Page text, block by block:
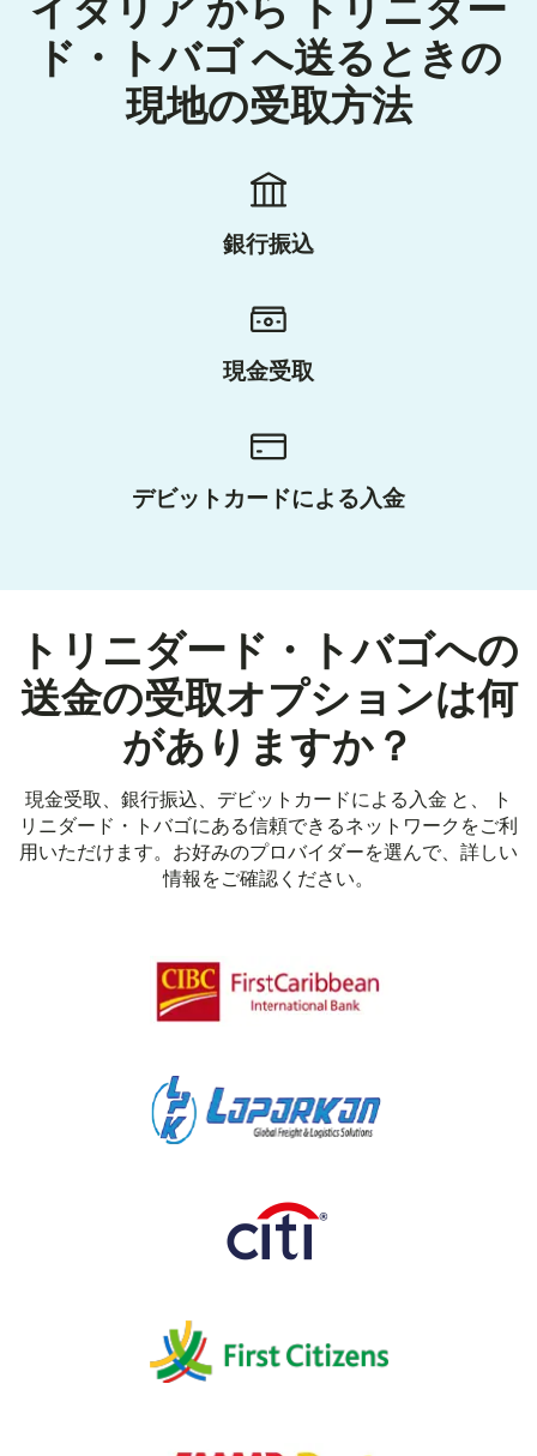
イタリア から トリニダー
ド・トバゴ へ送るときの
現地の受取方法
銀行振込
現金受取
デビットカードによる入金
トリニダード・トバゴへの
送金の受取オプションは何
がありますか？
現金受取、銀行振込、デビットカードによる入金 と、 ト
リニダード・トバゴにある信頼できるネットワークをご利
用いただけます。お好みのプロバイダーを選んで、詳しい
情報をご確認ください。